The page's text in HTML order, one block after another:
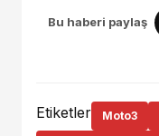
Bu haberi paylaş
Etiketler Moto3